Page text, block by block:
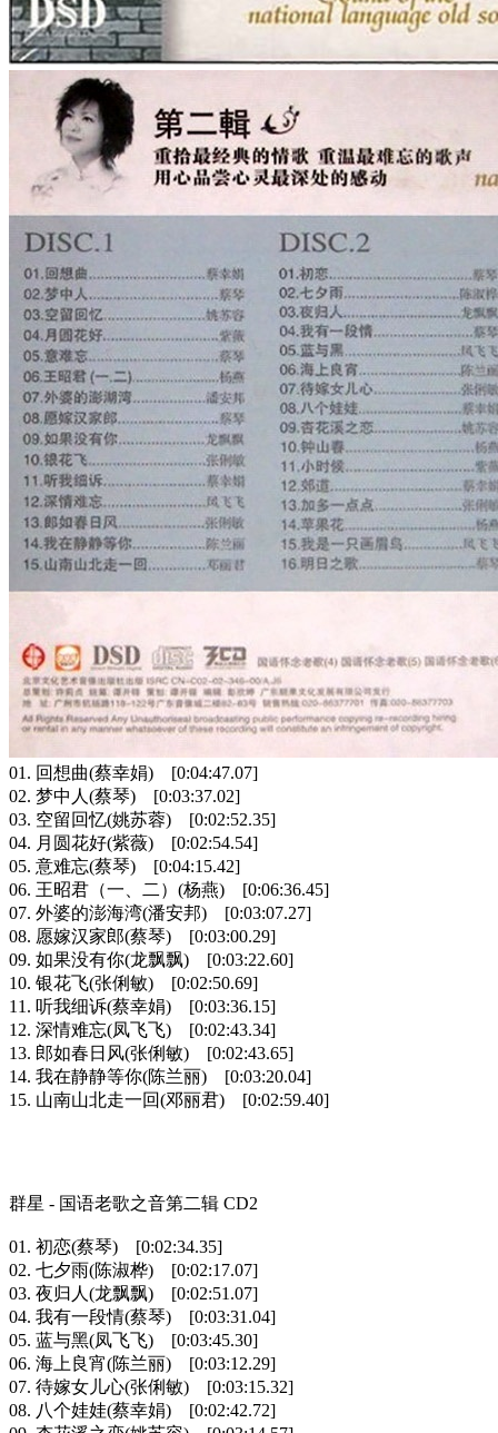
01. 回想曲(蔡幸娟) [0:04:47.07]
02. 梦中人(蔡琴) [0:03:37.02]
03. 空留回忆(姚苏蓉) [0:02:52.35]
04. 月圆花好(紫薇) [0:02:54.54]
05. 意难忘(蔡琴) [0:04:15.42]
06. 王昭君（一、二）(杨燕) [0:06:36.45]
07. 外婆的澎海湾(潘安邦) [0:03:07.27]
08. 愿嫁汉家郎(蔡琴) [0:03:00.29]
09. 如果没有你(龙飘飘) [0:03:22.60]
10. 银花飞(张俐敏) [0:02:50.69]
11. 听我细诉(蔡幸娟) [0:03:36.15]
12. 深情难忘(凤飞飞) [0:02:43.34]
13. 郎如春日风(张俐敏) [0:02:43.65]
14. 我在静静等你(陈兰丽) [0:03:20.04]
15. 山南山北走一回(邓丽君) [0:02:59.40]
群星 - 国语老歌之音第二辑 CD2
01. 初恋(蔡琴) [0:02:34.35]
02. 七夕雨(陈淑桦) [0:02:17.07]
03. 夜归人(龙飘飘) [0:02:51.07]
04. 我有一段情(蔡琴) [0:03:31.04]
05. 蓝与黑(凤飞飞) [0:03:45.30]
06. 海上良宵(陈兰丽) [0:03:12.29]
07. 待嫁女儿心(张俐敏) [0:03:15.32]
08. 八个娃娃(蔡幸娟) [0:02:42.72]